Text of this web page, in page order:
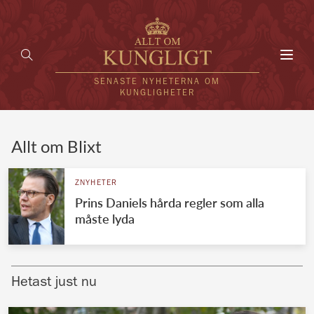
SENASTE NYHETERNA OM
KUNGLIGHETER
UTLÄNDSKT
VÄRLDENS KUNGAHUS
Brittiska kungahuset
Allt om Blixt
ZNYHETER
Prins Daniels hårda regler som alla
måste lyda
Hetast just nu